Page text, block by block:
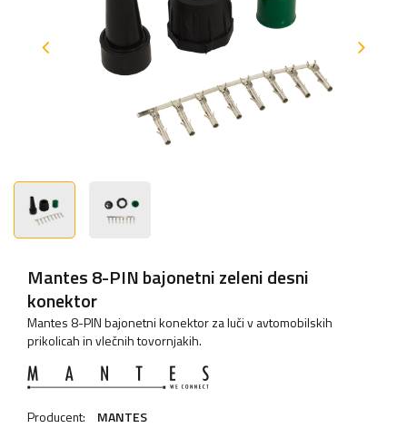
Mantes 8-PIN bajonetni zeleni desni
konektor
Mantes 8-PIN bajonetni konektor za luči v avtomobilskih
prikolicah in vlečnih tovornjakih.
Producent: MANTES